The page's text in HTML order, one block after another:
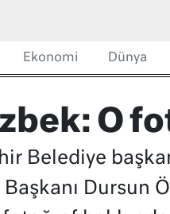
Ekonomi Dünya
O
Belediye
Dursun